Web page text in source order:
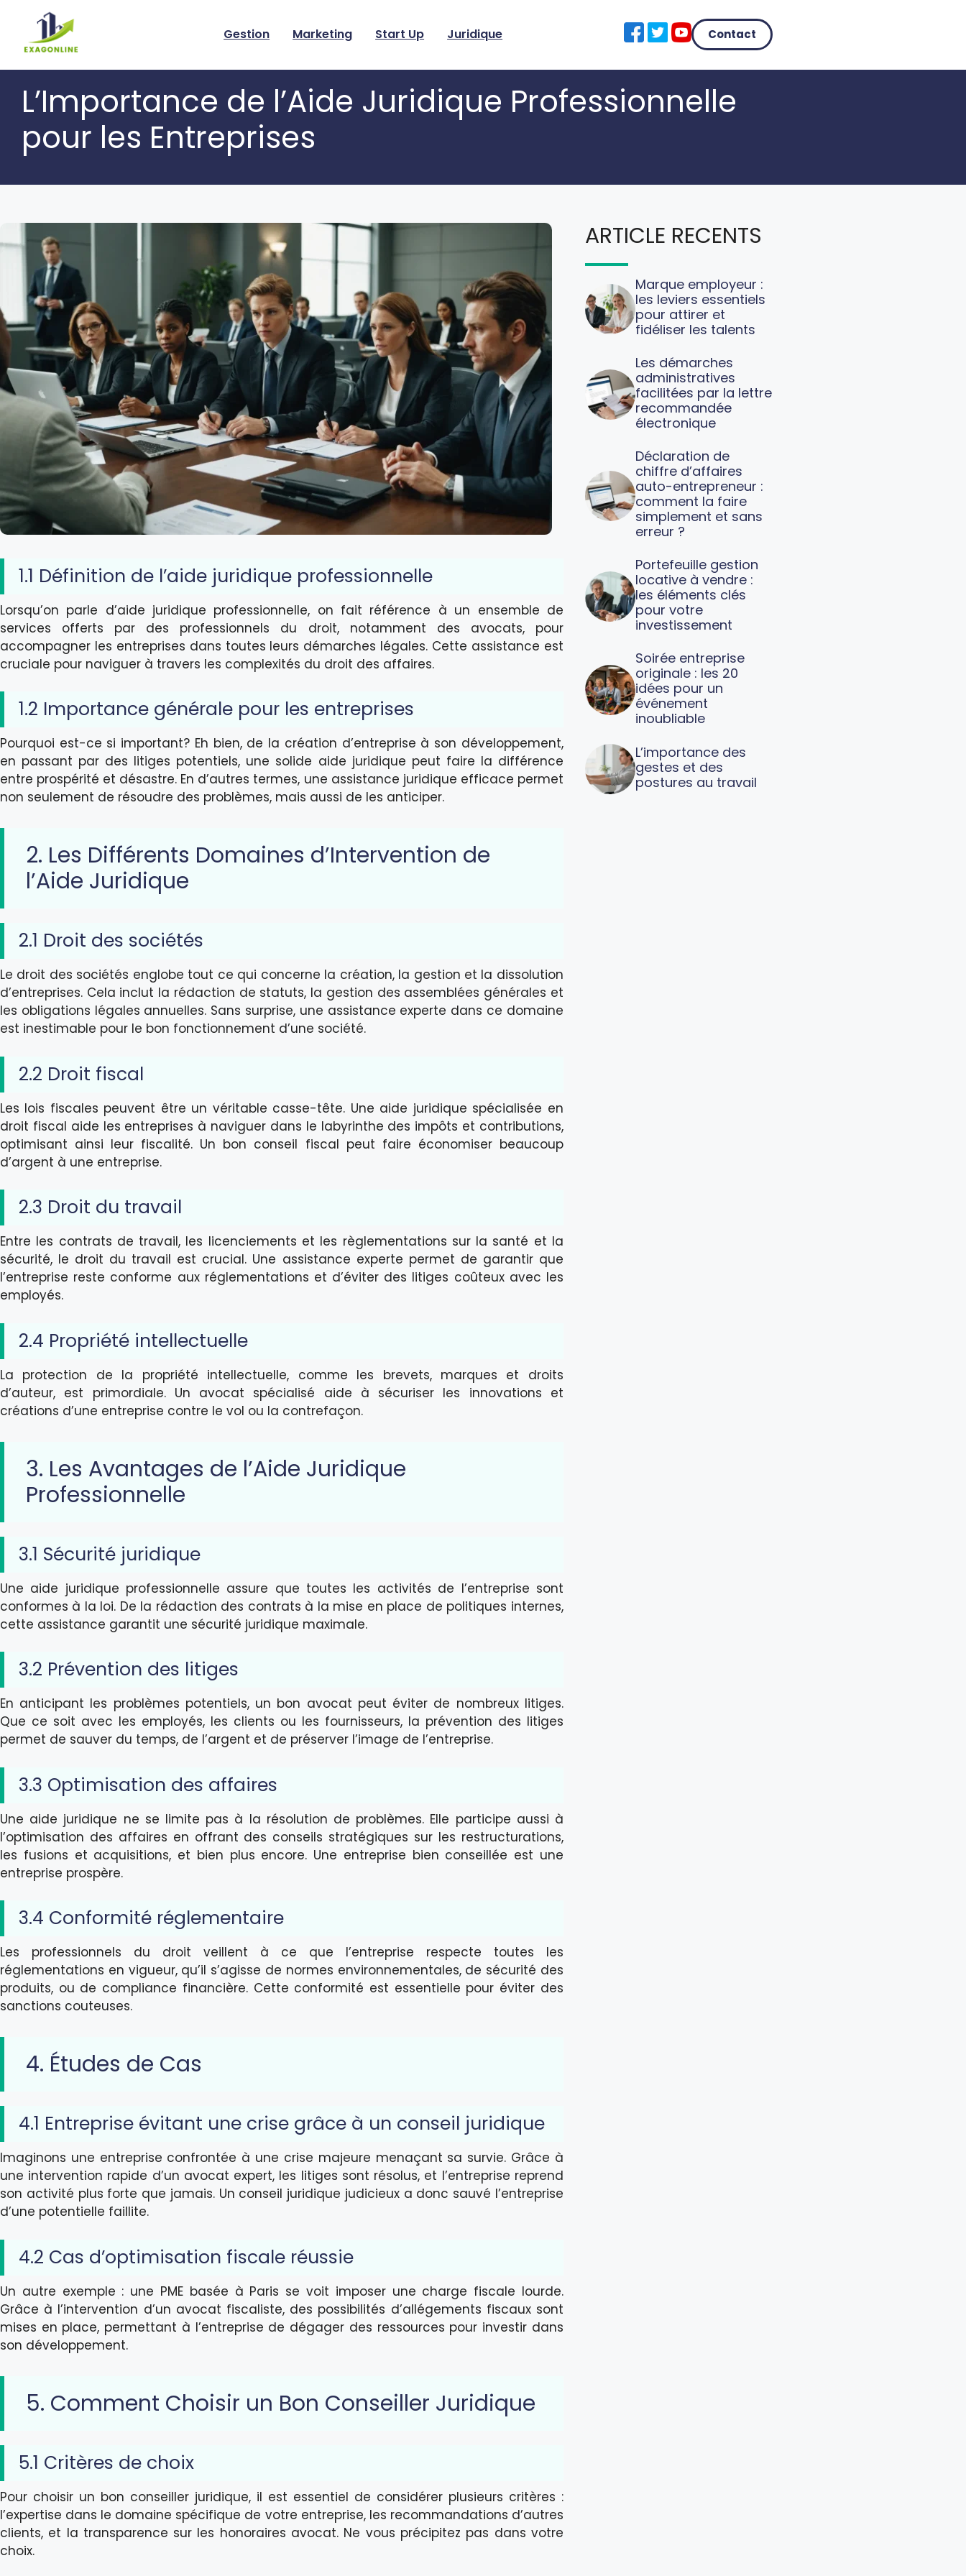
content
Gestion Marketing Start Up Juridique Contact
L’Importance de l’Aide Juridique Professionnelle
pour les Entreprises
1.1 Définition de l’aide juridique professionnelle
Lorsqu’on parle d’aide juridique professionnelle, on fait référence à un ensemble de
services offerts par des professionnels du droit, notamment des avocats, pour
accompagner les entreprises dans toutes leurs démarches légales. Cette assistance est
cruciale pour naviguer à travers les complexités du droit des affaires.
1.2 Importance générale pour les entreprises
Pourquoi est-ce si important? Eh bien, de la création d’entreprise à son développement,
en passant par des litiges potentiels, une solide aide juridique peut faire la différence
entre prospérité et désastre. En d’autres termes, une assistance juridique efficace permet
non seulement de résoudre des problèmes, mais aussi de les anticiper.
2. Les Différents Domaines d’Intervention de
l’Aide Juridique
2.1 Droit des sociétés
Le droit des sociétés englobe tout ce qui concerne la création, la gestion et la dissolution
d’entreprises. Cela inclut la rédaction de statuts, la gestion des assemblées générales et
les obligations légales annuelles. Sans surprise, une assistance experte dans ce domaine
est inestimable pour le bon fonctionnement d’une société.
2.2 Droit fiscal
Les lois fiscales peuvent être un véritable casse-tête. Une aide juridique spécialisée en
droit fiscal aide les entreprises à naviguer dans le labyrinthe des impôts et contributions,
optimisant ainsi leur fiscalité. Un bon conseil fiscal peut faire économiser beaucoup
d’argent à une entreprise.
2.3 Droit du travail
Entre les contrats de travail, les licenciements et les règlementations sur la santé et la
sécurité, le droit du travail est crucial. Une assistance experte permet de garantir que
l’entreprise reste conforme aux réglementations et d’éviter des litiges coûteux avec les
employés.
2.4 Propriété intellectuelle
La protection de la propriété intellectuelle, comme les brevets, marques et droits
d’auteur, est primordiale. Un avocat spécialisé aide à sécuriser les innovations et
créations d’une entreprise contre le vol ou la contrefaçon.
3. Les Avantages de l’Aide Juridique
Professionnelle
3.1 Sécurité juridique
Une aide juridique professionnelle assure que toutes les activités de l’entreprise sont
conformes à la loi. De la rédaction des contrats à la mise en place de politiques internes,
cette assistance garantit une sécurité juridique maximale.
3.2 Prévention des litiges
En anticipant les problèmes potentiels, un bon avocat peut éviter de nombreux litiges.
Que ce soit avec les employés, les clients ou les fournisseurs, la prévention des litiges
permet de sauver du temps, de l’argent et de préserver l’image de l’entreprise.
3.3 Optimisation des affaires
Une aide juridique ne se limite pas à la résolution de problèmes. Elle participe aussi à
l’optimisation des affaires en offrant des conseils stratégiques sur les restructurations,
les fusions et acquisitions, et bien plus encore. Une entreprise bien conseillée est une
entreprise prospère.
3.4 Conformité réglementaire
Les professionnels du droit veillent à ce que l’entreprise respecte toutes les
réglementations en vigueur, qu’il s’agisse de normes environnementales, de sécurité des
produits, ou de compliance financière. Cette conformité est essentielle pour éviter des
sanctions couteuses.
4. Études de Cas
4.1 Entreprise évitant une crise grâce à un conseil juridique
Imaginons une entreprise confrontée à une crise majeure menaçant sa survie. Grâce à
une intervention rapide d’un avocat expert, les litiges sont résolus, et l’entreprise reprend
son activité plus forte que jamais. Un conseil juridique judicieux a donc sauvé l’entreprise
d’une potentielle faillite.
4.2 Cas d’optimisation fiscale réussie
Un autre exemple : une PME basée à Paris se voit imposer une charge fiscale lourde.
Grâce à l’intervention d’un avocat fiscaliste, des possibilités d’allégements fiscaux sont
mises en place, permettant à l’entreprise de dégager des ressources pour investir dans
son développement.
5. Comment Choisir un Bon Conseiller Juridique
5.1 Critères de choix
Pour choisir un bon conseiller juridique, il est essentiel de considérer plusieurs critères :
l’expertise dans le domaine spécifique de votre entreprise, les recommandations d’autres
clients, et la transparence sur les honoraires avocat. Ne vous précipitez pas dans votre
choix.
ARTICLE RECENTS
Marque employeur :
les leviers essentiels
pour attirer et
fidéliser les talents
Les démarches
administratives
facilitées par la lettre
recommandée
électronique
Déclaration de
chiffre d’affaires
auto-entrepreneur :
comment la faire
simplement et sans
erreur ?
Portefeuille gestion
locative à vendre :
les éléments clés
pour votre
investissement
Soirée entreprise
originale : les 20
idées pour un
événement
inoubliable
L’importance des
gestes et des
postures au travail